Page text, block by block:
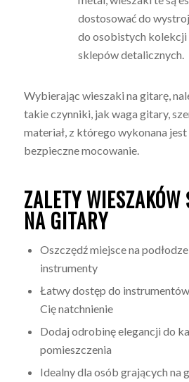
dostosować do
do osobistych
sklepów detalicznych.
Wybierając wieszaki na gitarę,
takie czynniki, jak waga gitary,
materiał, z którego wykonana
bezpieczne mocowanie.
ZALETY WIESZAKÓW
NA GITARY
Oszczędź miejsce na
instrumenty
Łatwy dostęp do
Cię natchnienie
Dodaj odrobinę elegancji do
pomieszczenia
Idealny dla osób grających na